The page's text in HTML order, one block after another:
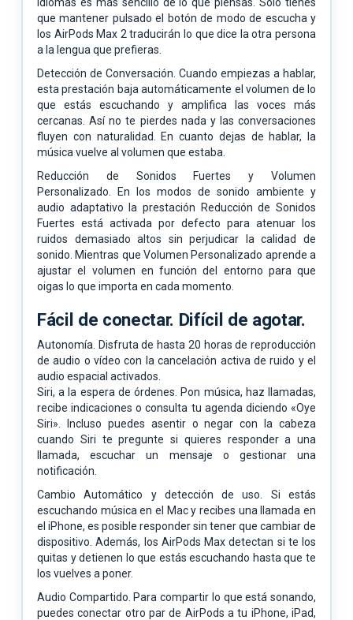
que mantener pulsado el botón de modo de escucha y
los AirPods Max 2 traducirán lo que dice la otra persona
a la lengua que prefieras.
Detección de Conversación. Cuando empiezas a hablar,
esta prestación baja automáticamente el volumen de lo
que estás escuchando y amplifica las voces más
cercanas. Así no te pierdes nada y las conversaciones
fluyen con naturalidad. En cuanto dejas de hablar, la
música vuelve al volumen que estaba.
Reducción de Sonidos Fuertes y Volumen
Personalizado. En los modos de sonido ambiente y
audio adaptativo la prestación Reducción de Sonidos
Fuertes está activada por defecto para atenuar los
ruidos demasiado altos sin perjudicar la calidad de
sonido. Mientras que Volumen Personalizado aprende a
ajustar el volumen en función del entorno para que
oigas lo que importa en cada momento.
Fácil de conectar. Difícil de agotar.
Autonomía. Disfruta de hasta 20 horas de reproducción
de audio o vídeo con la cancelación activa de ruido y el
audio espacial activados.
Siri, a la espera de órdenes. Pon música, haz llamadas,
recibe indicaciones o consulta tu agenda diciendo «Oye
Siri». Incluso puedes asentir o negar con la cabeza
cuando Siri te pregunte si quieres responder a una
llamada, escuchar un mensaje o gestionar una
notificación.
Cambio Automático y detección de uso. Si estás
escuchando música en el Mac y recibes una llamada en
el iPhone, es posible responder sin tener que cambiar de
dispositivo. Además, los AirPods Max detectan si te los
quitas y detienen lo que estás escuchando hasta que te
los vuelves a poner.
Audio Compartido. Para compartir lo que está sonando,
puedes conectar otro par de AirPods a tu iPhone, iPad,